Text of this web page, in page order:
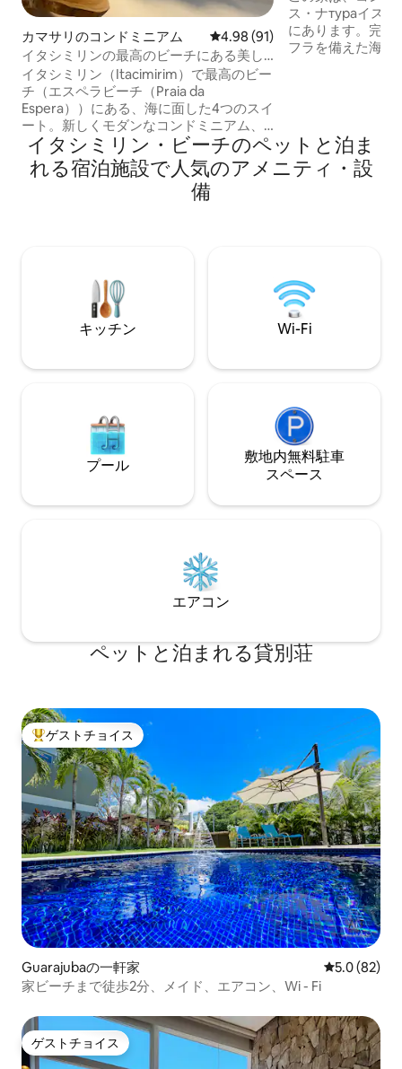
カマサリのコンドミニアム レビュー91件、5つ星中4.98つ
4.98 (91)
イタシミリンの最高のビーチにある美し
いヴィレッジ
イタシミリン（Itacimirim）で最高のビー
チ（エスペラビーチ（Praia da
Espera））にある、海に面した4つのスイ
ート。新しくモダンなコンドミニアム、
設備が整った上品な内装のアパートメン
ト。 ガスグリル付きのグルメバルコニ
ー。 4つのスイート全室にエアコン完
備。 テレビ：リビングルームに60イン
なスーパー、グルメショップ、アサイー
バー、アイスクリーム店、レストラン、
ピッツェリアがあります。
ス・ナтураイス
にあります。完全
フラを備えた海辺
ドがあります。
ートルのところに
宜のため、コン
イタシミリン・ビーチのペットと泊ま
れる宿泊施設で人気のアメニティ・設
備
キッチン Wi-Fi
プール
敷地内無料駐⁠車
ス⁠ペ⁠ー⁠ス
エアコン
ペットと泊まれる貸別荘
大好評のゲストチョイスです。
ゲストチョイス
Guarajubaの一軒家 レビュー82
5.0 (82)
家ビーチまで徒歩2分、メイド、エアコン、Wi - Fi
ゲストチョイス
ゲストチョイス